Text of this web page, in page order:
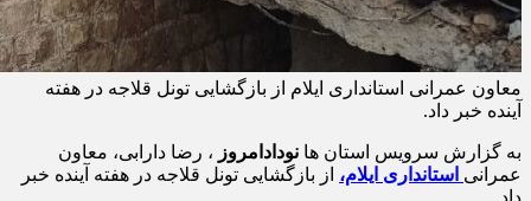
معاون عمرانی استانداری ایلام از بازگشایی تونل قلاجه در هفته
به گزارش سرویس استان ها نودادامروز، رضا دارابی، معاون